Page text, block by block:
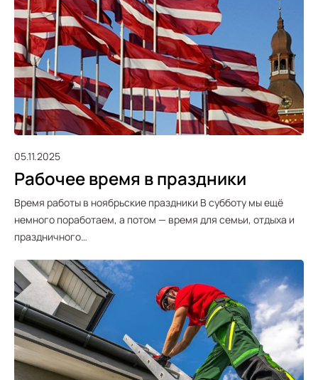
05.11.2025
Рабочее время в праздники
Время работы в ноябрьские праздники В субботу мы ещё
немного поработаем, а потом — время для семьи, отдыха и
праздничного…